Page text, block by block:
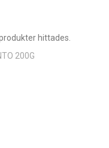
hittades.
200G